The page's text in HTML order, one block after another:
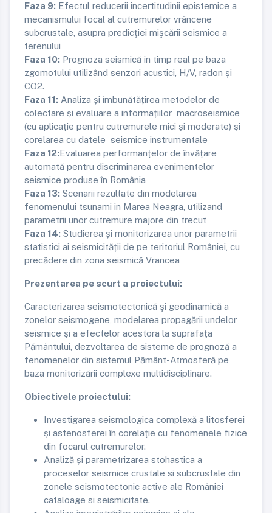
Faza 9: Efectul reducerii incertitudinii epistemice a
mecanismului focal al cutremurelor vrâncene
subcrustale, asupra predicţiei mişcării seismice a
terenului
Faza 10: Prognoza seismică în timp real pe baza
zgomotului utilizând senzori acustici, H/V, radon și
CO2.
Faza 11: Analiza și îmbunătățirea metodelor de
colectare și evaluare a informațiilor macroseismice
(cu aplicație pentru cutremurele mici și moderate) și
corelarea cu datele seismice instrumentale
Faza 12:Evaluarea performanțelor de învățare
automată pentru discriminarea evenimentelor
seismice produse în România
Faza 13: Scenarii rezultate din modelarea
fenomenului tsunami in Marea Neagra, utilizand
parametrii unor cutremure majore din trecut
Faza 14: Studierea și monitorizarea unor parametrii
statistici ai seismicității de pe teritoriul României, cu
precădere din zona seismică Vrancea
Prezentarea pe scurt a proiectului:
Caracterizarea seismotectonică şi geodinamică a
zonelor seismogene, modelarea propagării undelor
seismice şi a efectelor acestora la suprafaţa
Pământului, dezvoltarea de sisteme de prognoză a
fenomenelor din sistemul Pământ-Atmosferă pe
baza monitorizării complexe multidisciplinare.
Obiectivele proiectului:
Investigarea seismologica complexă a litosferei
și astenosferei în corelație cu fenomenele fizice
din focarul cutremurelor.
Analiză și parametrizarea stohastica a
proceselor seismice crustale si subcrustale din
zonele seismotectonic active ale României
cataloage si seismicitate.